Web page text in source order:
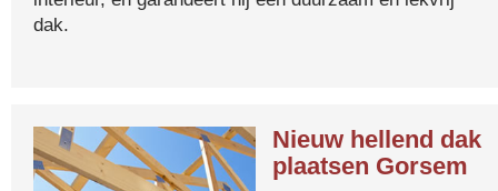
dak.
Nieuw hellend dak
plaatsen Gorsem